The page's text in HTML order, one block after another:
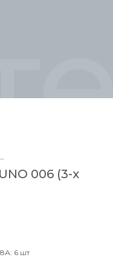
006 (3-х
6 шт